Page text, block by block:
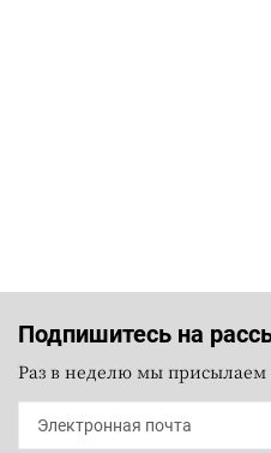
Подпишитесь на
Раз в неделю мы